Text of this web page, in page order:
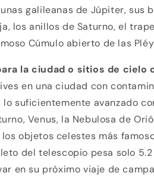
galileanas de Júpiter, sus
los anillos de Saturno, el
Cúmulo abierto de las
la ciudad o sitios de cielo
en una ciudad con
lo suficientemente avanzado
Venus, la Nebulosa de
objetos celestes más
del telescopio pesa solo
en su próximo viaje de
sin
pagar con
la
débito u